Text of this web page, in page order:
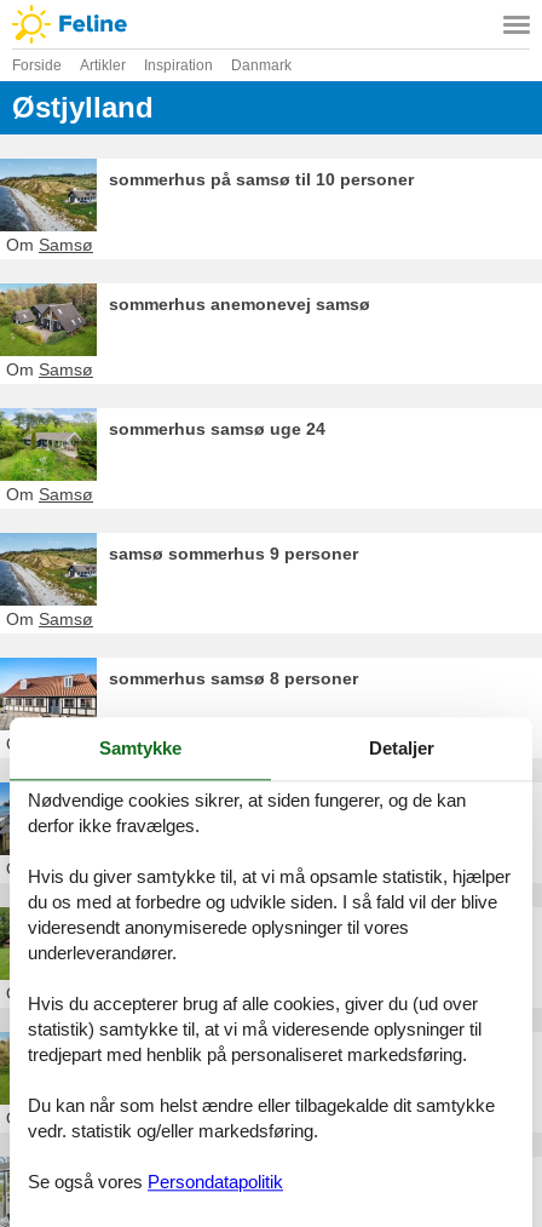
Forside Artikler Inspiration Danmark
Østjylland
sommerhus på samsø til 10 personer
Om Samsø
sommerhus anemonevej samsø
Om Samsø
sommerhus samsø uge 24
Om Samsø
samsø sommerhus 9 personer
Om Samsø
sommerhus samsø 8 personer
Om
sommerhus strandskoven samsø
OmSamsø
sommerhus samsø hund tilladt
OmSamsø
billig overnatning samsø sommerhus
Om Samsø
sommerhus havvejen samsø
Samtykke Detaljer
Nødvendige cookies sikrer, at siden fungerer, og de kan
derfor ikke fravælges.
Hvis du giver samtykke til, at vi må opsamle statistik, hjælper
du os med at forbedre og udvikle siden. I så fald vil der blive
videresendt anonymiserede oplysninger til vores
underleverandører.
Hvis du accepterer brug af alle cookies, giver du (ud over
statistik) samtykke til, at vi må videresende oplysninger til
tredjepart med henblik på personaliseret markedsføring.
Du kan når som helst ændre eller tilbagekalde dit samtykke
vedr. statistik og/eller markedsføring.
Se også vores Persondatapolitik